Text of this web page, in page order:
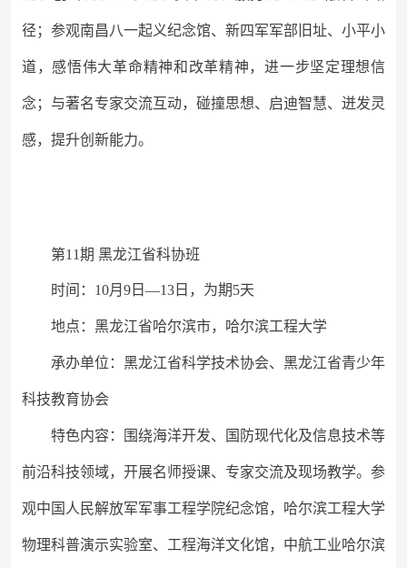
径；参观南昌八一起义纪念馆、新四军军部旧址、小平小
道，感悟伟大革命精神和改革精神，进一步坚定理想信
念；与著名专家交流互动，碰撞思想、启迪智慧、迸发灵
感，提升创新能力。
第11期 黑龙江省科协班
时间： 10月9日—13日，为期5天
地点：黑龙江省哈尔滨市，哈尔滨工程大学
承办单位：黑龙江省科学技术协会、黑龙江省青少年
科技教育协会
特色内容：围绕海洋开发、国防现代化及信息技术等
前沿科技领域，开展名师授课、专家交流及现场教学。参
观中国人民解放军军事工程学院纪念馆，哈尔滨工程大学
物理科普演示实验室、工程海洋文化馆，中航工业哈尔滨